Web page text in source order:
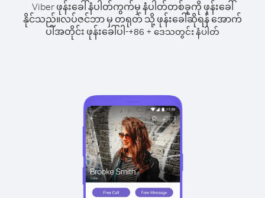
Viber ဖုန်းခေါ်နံပါတ်ကွက်မှ နံပါတ်တစ်ခုကို ဖုန်းခေါ်
နိုင်သည်။လပ်ဇင်ဘာ မှ တရုတ် သို့ ဖုန်းခေါ်ဆိုရန် အောက်
ပါအတိုင်း ဖုန်းခေါ်ပါ-+86 +ဒေသတွင်း နံပါတ်